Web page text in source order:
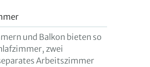
und Balkon bieten so
zwei
Arbeitszimmer